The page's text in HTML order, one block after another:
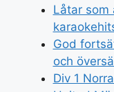
Låtar som
God
och
Div 1